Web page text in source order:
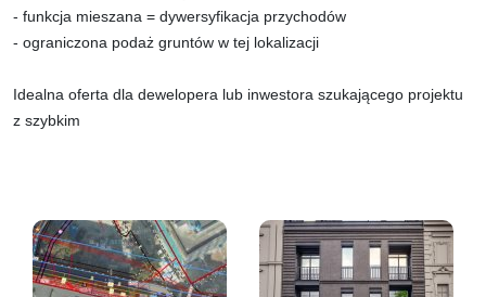
- funkcja mieszana = dywersyfikacja przychodów
- ograniczona podaż gruntów w tej lokalizacji
Idealna oferta dla dewelopera lub inwestora szukającego projektu
z szybkim